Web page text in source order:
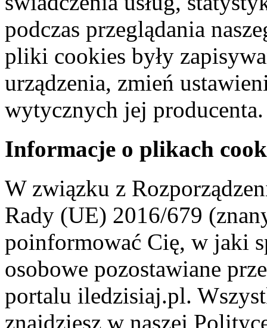
podczas przeglądania
pliki cookies były
urządzenia, zmień
wytycznych jej producenta.
Informacje o plikach
W związku z
Rady (UE) 2016/679
poinformować Cię, w jaki
osobowe pozostawiane
portalu iledzisiaj.pl.
znajdziesz w naszej